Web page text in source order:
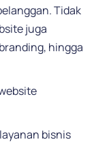
Tidak
juga
hingga
bisnis